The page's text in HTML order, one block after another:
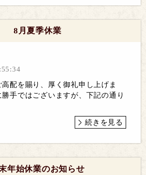
8月夏季休業
配を賜り、厚く御礼申し上げま
手ではございますが、下記の通り
続きを見る
年始休業のお知らせ